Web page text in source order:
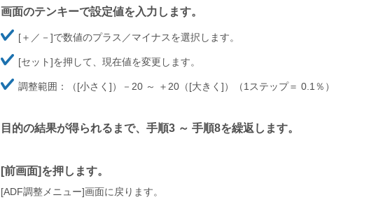
画面のテンキーで設定値を入力します。
ほ
そ
く
＋／－ で数値のプラス／マイナスを選択します。
ほ
そ
く
セット を押して、現在値を変更します。
ほ
そ
調整範囲：（ 小さく ）－20 ～ ＋20（ 大きく ）（1ステップ＝ 0.1％）
目的の結果が得られるまで、手順3 ～ 手順8を繰返します。
前画面 を押します。
ADF調整メニュー 画面に戻ります。